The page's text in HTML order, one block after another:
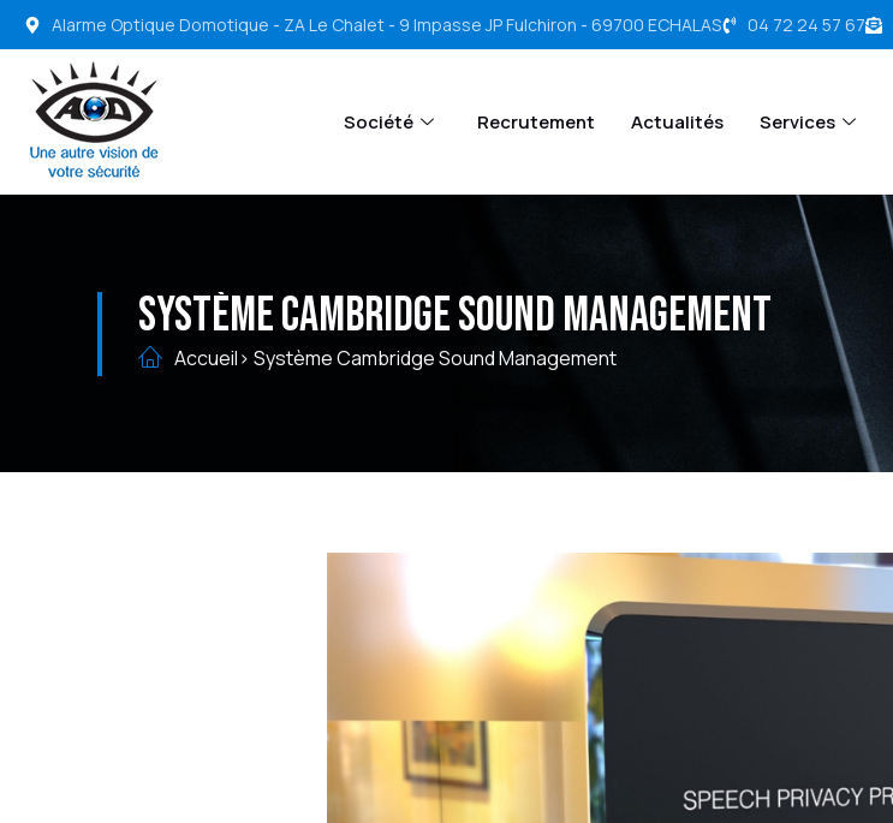
Alarme Optique Domotique - ZA Le Chalet - 9 Impasse JP Fulchiron - 69700 ECHALAS 04 72 24 57 67
Société Recrutement Actualités Services
Système Cambridge Sound Management
Accueil> Système Cambridge Sound Management